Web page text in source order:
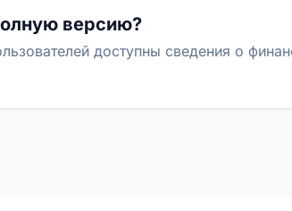
версию?
доступны сведения о